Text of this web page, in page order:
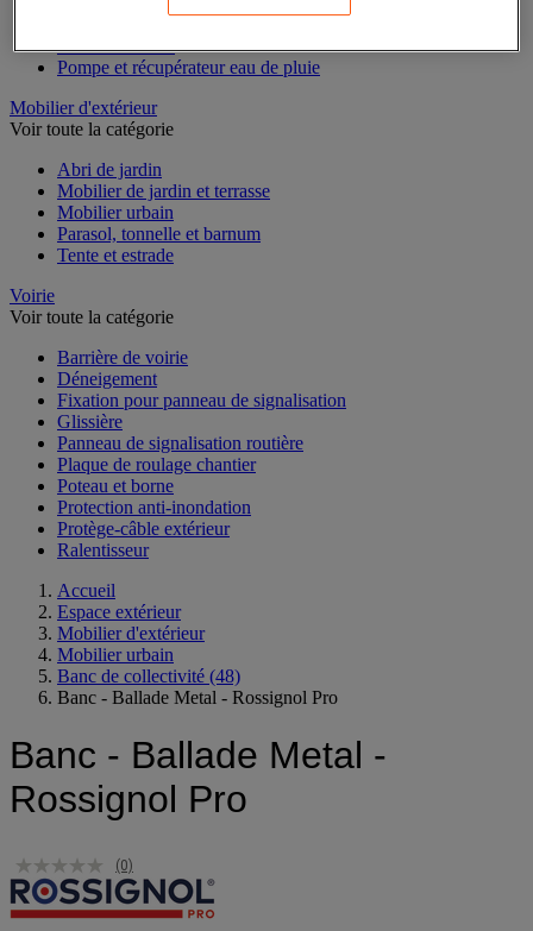
Panneau solaire
Pompe et récupérateur eau de pluie
Mobilier d'extérieur
Voir toute la catégorie
Abri de jardin
Mobilier de jardin et terrasse
Mobilier urbain
Parasol, tonnelle et barnum
Tente et estrade
Voirie
Voir toute la catégorie
Barrière de voirie
Déneigement
Fixation pour panneau de signalisation
Glissière
Panneau de signalisation routière
Plaque de roulage chantier
Poteau et borne
Protection anti-inondation
Protège-câble extérieur
Ralentisseur
Accueil
Espace extérieur
Mobilier d'extérieur
Mobilier urbain
Banc de collectivité (48)
Banc - Ballade Metal - Rossignol Pro
Banc - Ballade Metal -
Rossignol Pro
(0)